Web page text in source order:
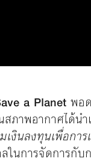
a Planet พอ
ภาพอากาศได้น
เงินลงทุนเพื่อกา
นการจัดการกั